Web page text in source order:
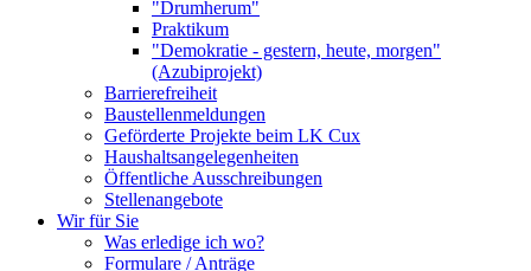
"Drumherum"
Praktikum
"Demokratie - gestern, heute, morgen"
(Azubiprojekt)
Barrierefreiheit
Baustellenmeldungen
Geförderte Projekte beim LK Cux
Haushaltsangelegenheiten
Öffentliche Ausschreibungen
Stellenangebote
Wir für Sie
Was erledige ich wo?
Formulare / Anträge